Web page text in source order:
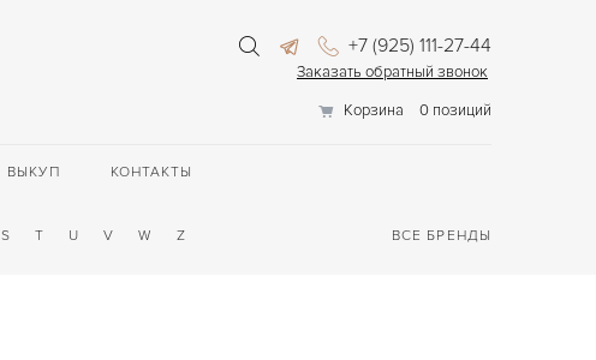
+7 (925) 111-27-44
Заказать обратный звонок
Корзина
0 позиций
ВЫКУП КОНТАКТЫ
S T U V W Z ВСЕ БРЕНДЫ